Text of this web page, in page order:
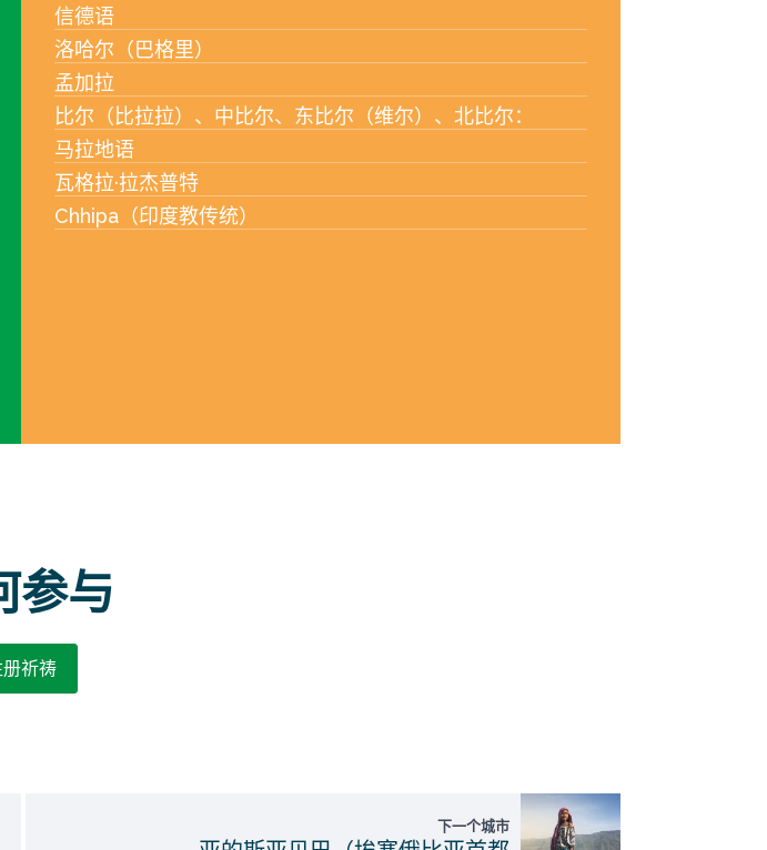
信德语
洛哈尔（巴格里）
孟加拉
比尔（比拉拉）、中比尔、东比尔（维尔）、北比尔：
马拉地语
瓦格拉·拉杰普特
Chhipa（印度教传统）
参与
祈祷
下一个城市